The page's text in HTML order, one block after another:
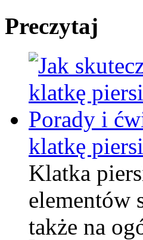
Preczytaj
klatkę
Klatka
elementów
także na